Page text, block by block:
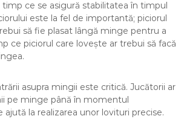
ce se asigură stabilitatea în timpul
este la fel de importantă; piciorul
să fie plasat lângă minge pentru a
ce piciorul care lovește ar trebui să facă
asupra mingii este critică. Jucătorii ar
pe minge până în momentul
ajută la realizarea unor lovituri precise.